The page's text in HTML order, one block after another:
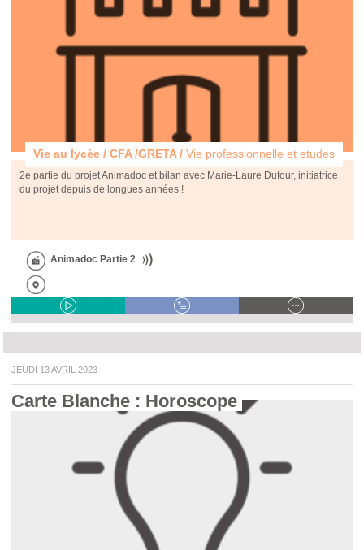
Vie au lycée / CFA /GRETA / Vie professionnelle et etudes
2e partie du projet Animadoc et bilan avec Marie-Laure Dufour, initiatrice
du projet depuis de longues années !
Animadoc Partie 2
JEUDI 13 AVRIL 2023
Carte Blanche : Horoscope